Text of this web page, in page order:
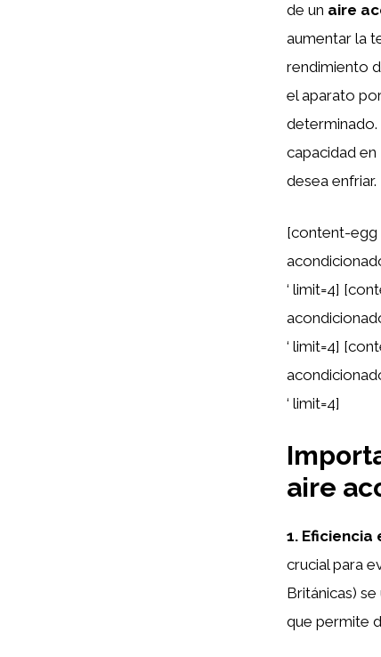
de un aire
aumentar la
rendimiento
el aparato
determinado.
capacidad
desea enfriar.
[content-egg
‘ limit=4]
‘ limit=4]
‘ limit=4]
aire
1. Eficiencia
crucial para
Británicas)
que permite